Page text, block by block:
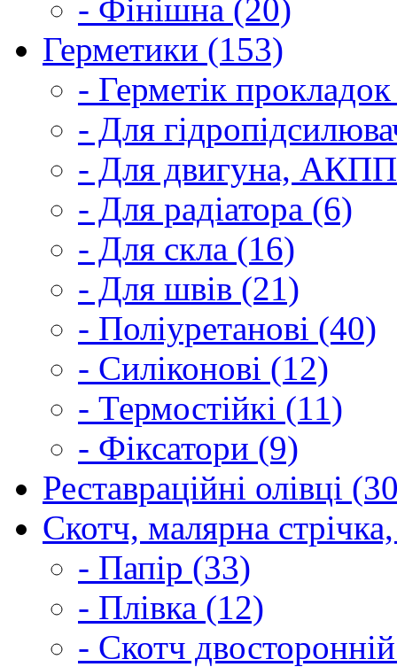
- Фінішна (20)
Герметики (153)
- Герметік
- Для
- Для двигуна,
- Для радіатора (6)
- Для скла (16)
- Для швів (21)
- Поліуретанові (40)
- Силіконові (12)
- Термостійкі (11)
- Фіксатори (9)
Реставраційні олівці
Скотч, малярна
- Папір (33)
- Плівка (12)
- Скотч